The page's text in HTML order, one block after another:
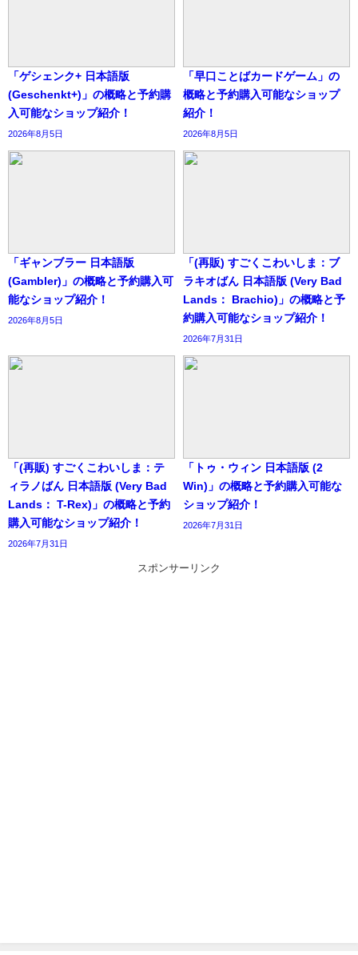
「ゲシェンク+ 日本語版
(Geschenkt+)」の概略と予約購
入可能なショップ紹介！
2026年8月5日
「早口ことばカードゲーム」の
概略と予約購入可能なショップ
紹介！
2026年8月5日
「ギャンブラー 日本語版
(Gambler)」の概略と予約購入可
能なショップ紹介！
2026年8月5日
「(再販) すごくこわいしま：ブ
ラキオばん 日本語版 (Very Bad
Lands： Brachio)」の概略と予
約購入可能なショップ紹介！
2026年7月31日
「(再販) すごくこわいしま：テ
ィラノばん 日本語版 (Very Bad
Lands： T-Rex)」の概略と予約
購入可能なショップ紹介！
2026年7月31日
「トゥ・ウィン 日本語版 (2
Win)」の概略と予約購入可能な
ショップ紹介！
2026年7月31日
スポンサーリンク